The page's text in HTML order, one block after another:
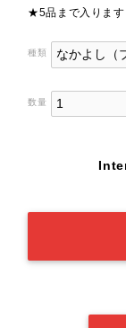
★5品まで入ります
種類
数量